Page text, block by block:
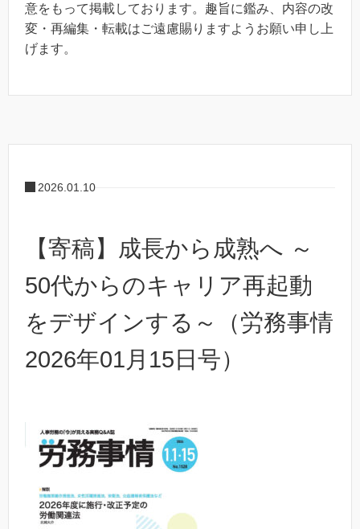
意をもって掲載しております。趣旨に鑑み、内容の改
変・再編集・転載はご遠慮賜りますようお願い申し上
げます。
2026.01.10
【寄稿】成長から成熟へ ～
50代からのキャリア再起動
をデザインする～（労務事情
2026年01月15日号）